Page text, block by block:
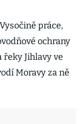
práce,
ochrany
Jihlavy ve
Moravy za ně